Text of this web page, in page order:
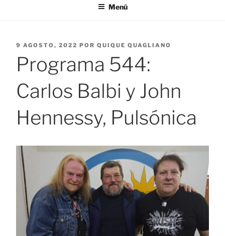
Menú
PUBLICADO
9 AGOSTO, 2022 POR QUIQUE QUAGLIANO
Programa 544:
Carlos Balbi y John
Hennessy, Pulsónica